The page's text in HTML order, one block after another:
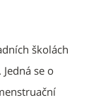
školách
se o